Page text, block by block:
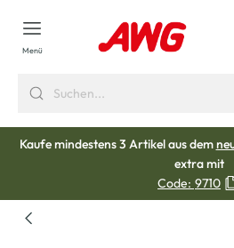
springen
Menü
Kaufe mindestens 3 Artikel aus dem
extra mit
Code: 9710